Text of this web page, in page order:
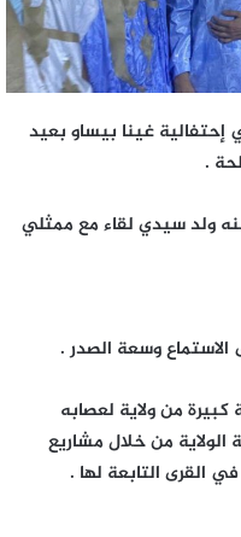
إحتفالية غينا بيساو بعيد
.
ولد سيدي لقاء مع ممثلي
الاستماع وسعة الصدر .
من ولاية لعصابه
من خلال مشاريع
القرى التابعة لها .